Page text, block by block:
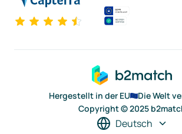
Hergestellt in der EU
Die Welt
Copyright © 2025
Deutsch